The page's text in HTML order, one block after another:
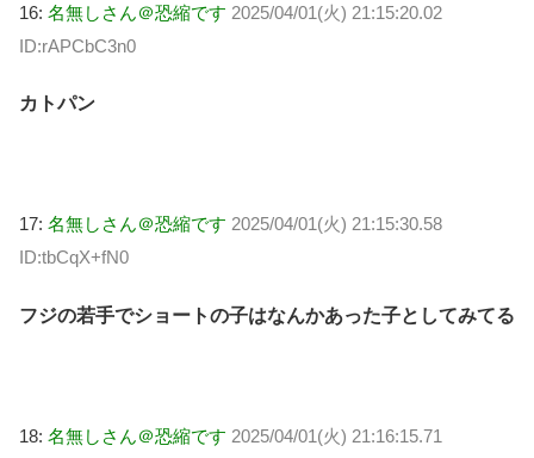
16: 名無しさん＠恐縮です 2025/04/01(火) 21:15:20.02
ID:rAPCbC3n0
カトパン
17: 名無しさん＠恐縮です 2025/04/01(火) 21:15:30.58
ID:tbCqX+fN0
フジの若手でショートの子はなんかあった子としてみてる
18: 名無しさん＠恐縮です 2025/04/01(火) 21:16:15.71